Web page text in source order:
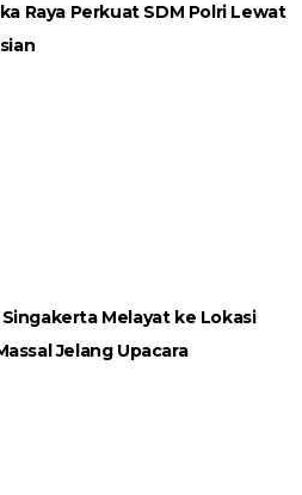
Raya Perkuat SDM Polri Lewat
Melayat ke Lokasi
Jelang Upacara